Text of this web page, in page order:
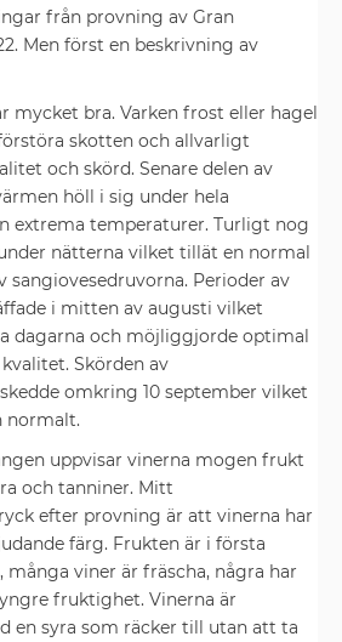
från provning av Gran
Men först en beskrivning av
mycket bra. Varken frost eller hagel
skotten och allvarligt
och skörd. Senare delen av
höll i sig under hela
extrema temperaturer. Turligt nog
nätterna vilket tillät en normal
sangiovesedruvorna. Perioder av
i mitten av augusti vilket
dagarna och möjliggjorde optimal
Skörden av
omkring 10 september vilket
normalt.
uppvisar vinerna mogen frukt
och tanniner. Mitt
efter provning är att vinerna har
färg. Frukten är i första
viner är fräscha, några har
fruktighet. Vinerna är
en syra som räcker till utan att ta